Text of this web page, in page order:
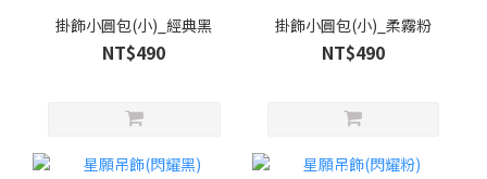
掛飾小圓包(小)_經典黑
NT$490
掛飾小圓包(小)_柔霧粉
NT$490